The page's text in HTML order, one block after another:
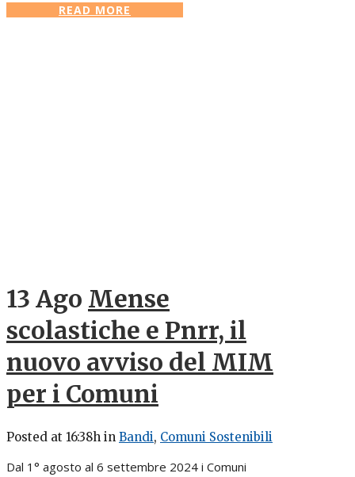
READ MORE
13 Ago Mense
scolastiche e Pnrr, il
nuovo avviso del MIM
per i Comuni
Posted at 16:38h in Bandi, Comuni Sostenibili
Dal 1° agosto al 6 settembre 2024 i Comuni